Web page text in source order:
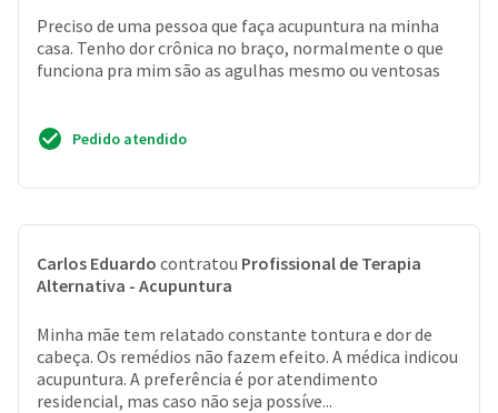
Preciso de uma pessoa que faça acupuntura na minha
casa. Tenho dor crônica no braço, normalmente o que
funciona pra mim são as agulhas mesmo ou ventosas
Pedido atendido
Carlos Eduardo contratou Profissional de Terapia
Alternativa - Acupuntura
Minha mãe tem relatado constante tontura e dor de
cabeça. Os remédios não fazem efeito. A médica indicou
acupuntura. A preferência é por atendimento
residencial, mas caso não seja possíve...